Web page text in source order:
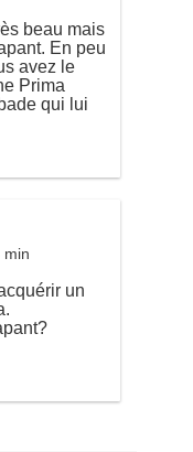
beau mais
En peu
avez le
Prima
qui lui
min
un